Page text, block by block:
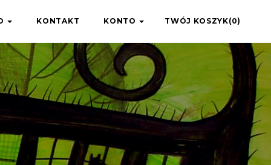
KONTAKT KONTO TWÓJ KOSZYK(0)